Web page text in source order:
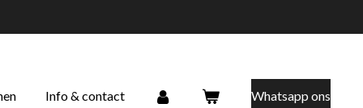
Info & contact Whatsapp ons